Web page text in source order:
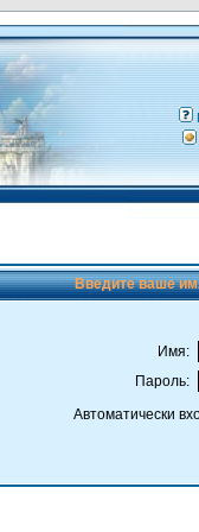
Введите ваше
Имя:
Пароль:
Автоматически